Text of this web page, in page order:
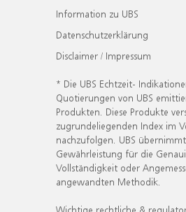
Information zu UBS
Datenschutzerklärung
Disclaimer / Impressum
* Die UBS Echtzeit-
Quotierungen von UBS
Produkten. Diese Produkte
zugrundeliegenden Index im
nachzufolgen. UBS
Gewährleistung für die
Vollständigkeit oder
angewandten Methodik.